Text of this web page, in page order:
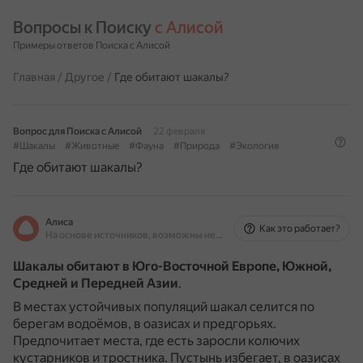
Вопросы к Поиску с Алисой
Примеры ответов Поиска с Алисой
Главная / Другое / Где обитают шакалы?
Вопрос для Поиска с Алисой
22 февраля
#Шакалы
#Животные #Фауна #Природа #Экология
Где обитают шакалы?
Алиса
На основе источников, возможны неточности
Как это работает?
Шакалы обитают в Юго-Восточной Европе, Южной,
Средней и Передней Азии.
В местах устойчивых популяций шакал селится по
берегам водоёмов, в оазисах и предгорьях.
Предпочитает места, где есть заросли колючих
кустарников и тростника. Пустынь избегает, в оазисах